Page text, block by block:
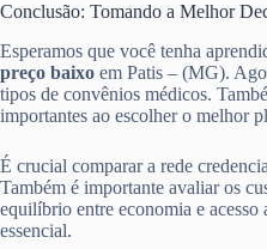
Conclusão: Tomando a Melhor
Esperamos que você tenha
preço baixo em Patis – (MG).
tipos de convênios médicos.
importantes ao escolher o melhor
É crucial comparar a rede
Também é importante avaliar os
equilíbrio entre economia e acesso
essencial.